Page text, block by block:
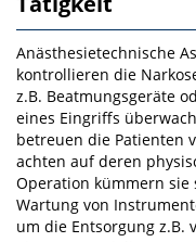
Anästhesietechnische
kontrollieren die
z.B. Beatmungsgeräte
eines Eingriffs
betreuen die Patienten
achten auf deren
Operation kümmern sie
Wartung von
um die Entsorgung z.B.